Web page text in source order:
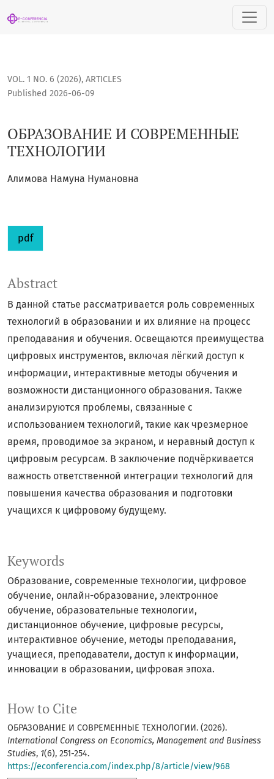
VOL. 1 NO. 6 (2026), ARTICLES
ОБРАЗОВАНИЕ И СОВРЕМЕННЫЕ
ТЕХНОЛОГИИ
Published 2026-06-09
Алимова Намуна Нумановна
pdf
Keywords
Образование, современные технологии, цифровое
обучение, онлайн-образование, электронное
обучение, образовательные технологии,
дистанционное обучение, цифровые ресурсы,
интерактивное обучение, методы преподавания,
учащиеся, преподаватели, доступ к информации,
инновации в образовании, цифровая эпоха.
How to Cite
ОБРАЗОВАНИЕ И СОВРЕМЕННЫЕ ТЕХНОЛОГИИ. (2026).
International Congress on Economics, Management and Business
Studies, 1(6), 251-254.
https://econferencia.com/index.php/8/article/view/968
Abstract
В данной статье рассматривается роль современных
технологий в образовании и их влияние на процесс
преподавания и обучения. Освещаются преимущества
цифровых инструментов, включая лёгкий доступ к
информации, интерактивные методы обучения и
возможности дистанционного образования. Также
анализируются проблемы, связанные с
использованием технологий, такие как чрезмерное
время, проводимое за экраном, и неравный доступ к
цифровым ресурсам. В заключение подчёркивается
важность ответственной интеграции технологий для
повышения качества образования и подготовки
учащихся к цифровому будущему.